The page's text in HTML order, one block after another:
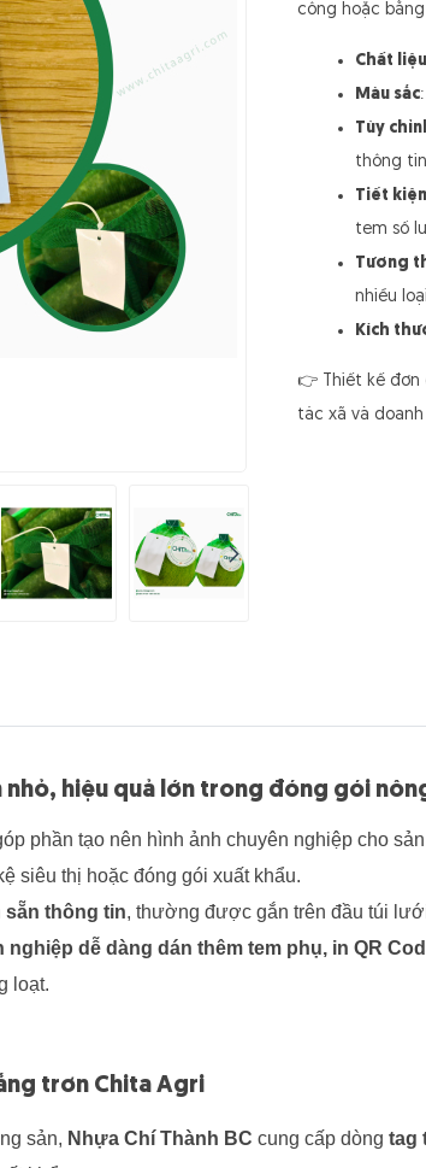
công hoặc
Chất liệu
Màu sắc
Tùy
thông
Tiết
tem số
Tương
nhiều
Kích
👉 Thiết kế
tác xã và
hiệu quả lớn trong đóng gói
phần tạo nên hình ảnh chuyên nghiệp cho
siêu thị hoặc đóng gói xuất khẩu.
sẵn thông tin, thường được gắn trên đầu túi
nghiệp dễ dàng dán thêm tem phụ, in QR
loạt.
trơn Chita Agri
sản, Nhựa Chí Thành BC cung cấp dòng tag